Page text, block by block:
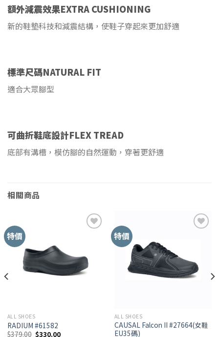
額外減震效果EXTRA CUSHIONING
新的鞋墊科技和減震結構，使鞋子穿起來更加舒適
標準尺碼NATURAL FIT
適合大眾腳型
可曲折鞋底設計FLEX TREAD
底部有溝槽，模仿腳的自然運動，穿著更舒適
相關商品
特價
ALL SHOES
RADIUM #61582
$379.00 $330.00
特價
ALL SHOES
CAUSAL Falcon II #27664(女鞋
EU35碼)